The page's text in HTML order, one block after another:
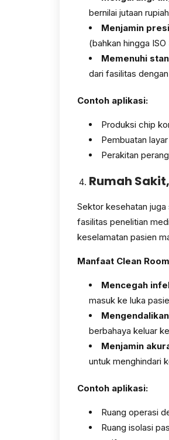
bernilai jutaan
Menjamin
(bahkan hingga ISO
Memenuhi
dari fasilitas
Contoh aplikasi:
Produksi chip
Pembuatan
Perakitan
Rumah
Sektor kesehatan
fasilitas penelitian
keselamatan pasien
Manfaat Clean
Mencegah
masuk ke luka
berbahaya keluar
Menjamin
untuk menghindari
Contoh aplikasi:
Ruang operasi
Ruang isolasi